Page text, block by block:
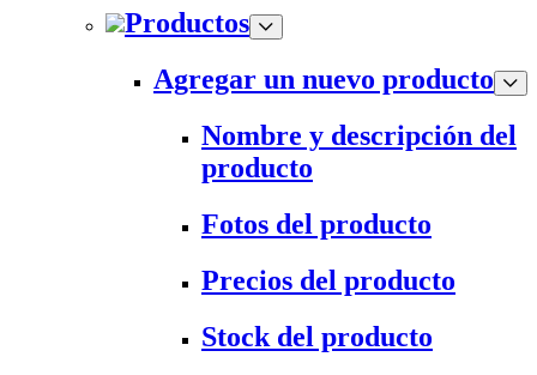
Productos
Agregar un nuevo producto
Nombre y descripción del
producto
Fotos del producto
Precios del producto
Stock del producto